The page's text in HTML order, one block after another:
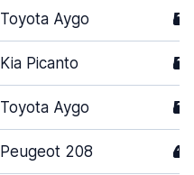
Toyota Aygo 5
Kia Picanto 5
Toyota Aygo 5
Peugeot 208 4